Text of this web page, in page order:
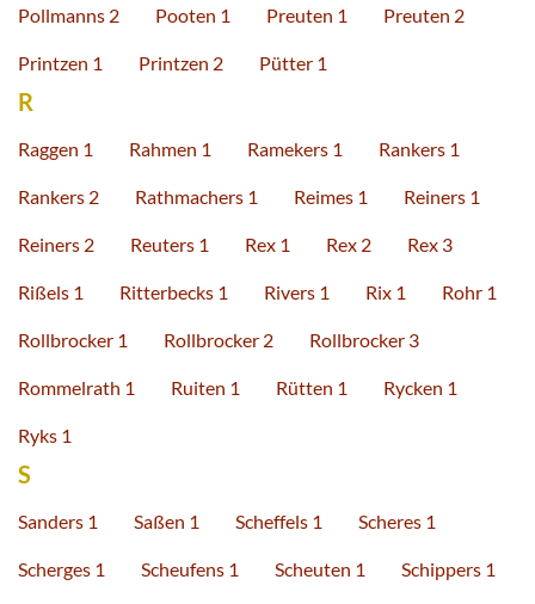
Pollmanns 2 Pooten 1 Preuten 1 Preuten 2
Printzen 1 Printzen 2 Pütter 1
R
Raggen 1 Rahmen 1 Ramekers 1 Rankers 1
Rankers 2 Rathmachers 1 Reimes 1 Reiners 1
Reiners 2 Reuters 1 Rex 1 Rex 2 Rex 3
Rißels 1 Ritterbecks 1 Rivers 1 Rix 1 Rohr 1
Rollbrocker 1 Rollbrocker 2 Rollbrocker 3
Rommelrath 1 Ruiten 1 Rütten 1 Rycken 1
Ryks 1
S
Sanders 1 Saßen 1 Scheffels 1 Scheres 1
Scherges 1 Scheufens 1 Scheuten 1 Schippers 1